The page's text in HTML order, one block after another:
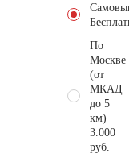
По
Москве
(от
МКАД
до 5
км)
3.000
руб.